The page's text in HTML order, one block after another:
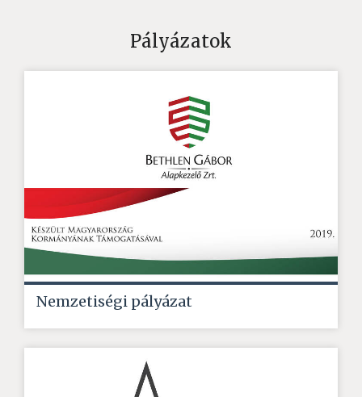
Pályázatok
Nemzetiségi pályázat